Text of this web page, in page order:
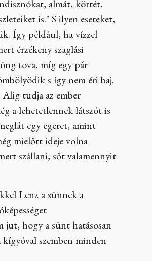
almát, körtét,
is." S ilyen eseteket,
Így például, ha vízzel
érzékeny szaglási
tova, míg egy pár
s így nem éri baj.
Alig tudja az ember
a lehetetlennek látszót is
egy egeret, amint
mielőtt ideje volna
szállani, sőt valamennyit
Lenz a sünnek a
jut, hogy a sünt hatásosan
kígyóval szemben minden